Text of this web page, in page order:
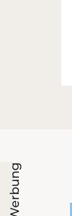
Werbung